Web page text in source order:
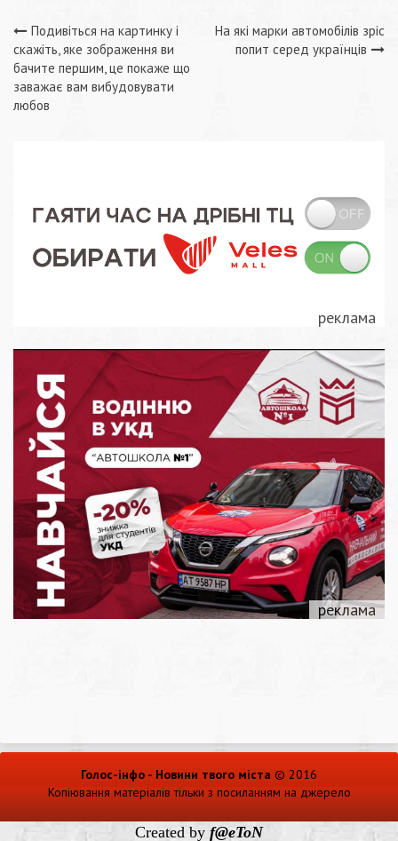
Навігація
записів
Подивіться на картинку і
скажіть, яке зображення ви
бачите першим, це покаже що
заважає вам вибудовувати
любов
На які марки автомобілів зріс
попит серед українців
Голос-інфо - Новини твого міста © 2016
Копіювання матеріалів тільки з посиланням на джерело
Created by f@eToN